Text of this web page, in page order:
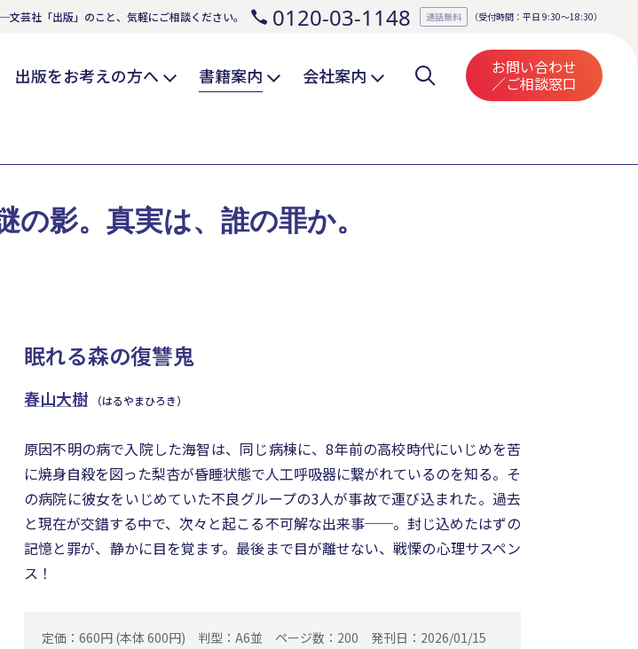
芸社「出版」のこと、気軽にご相談ください。 0120-03-1148 通話無料 （受付時間：平日 9:30～18:30）
出版をお考えの方へ 書籍案内 会社案内 お問い合わせ
／ご相談窓口
眠れる森の復讐鬼
春山大樹 （はるやまひろき）
影。真実は、誰の罪か。
原因不明の病で入院した海智は、同じ病棟に、8年前の高校時代にいじめを苦
に焼身自殺を図った梨杏が昏睡状態で人工呼吸器に繋がれているのを知る。そ
の病院に彼女をいじめていた不良グループの3人が事故で運び込まれた。過去
と現在が交錯する中で、次々と起こる不可解な出来事──。封じ込めたはずの
記憶と罪が、静かに目を覚ます。最後まで目が離せない、戦慄の心理サスペン
ス！
定価：660円 (本体 600円) 判型：A6並 ページ数：200
発刊日：2026/01/15